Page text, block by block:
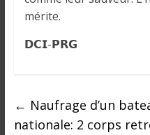
mérite.
𝗗𝗖𝗜-𝗣𝗥𝗚
← Naufrage d’un
nationale: 2 corps